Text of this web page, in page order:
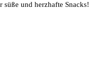
und herzhafte Snacks!